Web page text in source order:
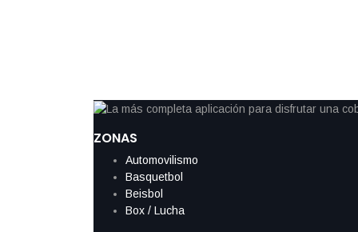
ZONAS
Automovilismo
Basquetbol
Beisbol
Box / Lucha